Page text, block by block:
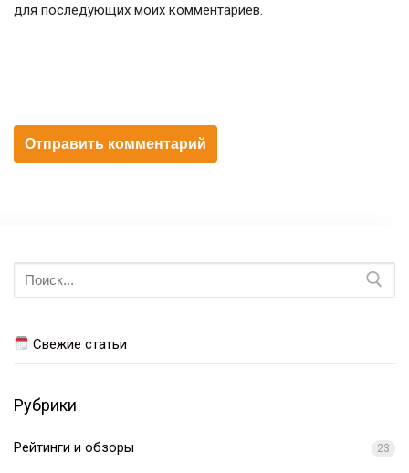
для последующих моих комментариев.
Искать:
Свежие статьи
Рубрики
Рейтинги и обзоры 23